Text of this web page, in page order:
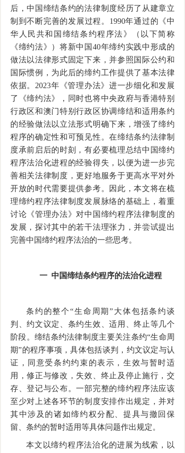
后，中国缔结条约的法律制度经历了从建章立
制到不断完善的发展过程。 1990年通过的《中
华人民共和国缔结条约程序法》（以下简称
《缔约法》）将新中国 40年缔约实践中形成的
做法以法律形式固定下来，并参照国际公约和
国际惯例，为此后的缔约工作提供了基本法律
依据。 2023年《管理办法》进一步细化和发展
了《缔约法》，同时也将中央政府与香港特别
行政区和澳门特别行政区协调缔结和适用条约
的经验做法以立法形式明确下来，增强了缔约
程序的确定性和可预见性。在缔结条约法律制
度承前启后的时刻，有必要梳理总结中国缔约
程序法治化进程的经验得失，以便为进一步完
善相关法律制度，更好地服务于更高水平对外
开放的时代需要提供参考。因此，本文将在梳
理缔约程序法律制度发展脉络的基础上，着重
讨论《管理办法》对中国缔约程序法律制度的
发展，探讨其中的若干法理张力，并尝试提出
完善中国缔约程序法治的一些思考。
一 中国缔结条约程序的法治化进程
条约的整个“生命周期”大体包括条约谈
判、约文议定、条约生效、适用、终止等几个
阶段。缔结条约法律制度主要关注条约“生命周
期”的程序事项，具体包括谈判，约文议定与认
证，同意受条约约束的表示，生效与暂时适
用，修正与修改，失效、终止及停止施行，交
存、登记与公布。一部完整的缔约程序法应该
至少对上述各环节的制度安排作出规定，并对
其中涉及的诸如缔约权分配、提具与撤回保
留、条约的暂时适用等具体问题作出规定。
本文以缔约程序法治化的进展为线索，以